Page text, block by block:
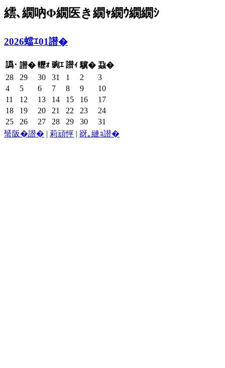
繧､繝吶Φ繝医き繝ｬ繝ｳ繝繝ｼ
2026蟷ｴ01譛�
譌･ 譛� 轣ｫ 豌ｴ 譛ｨ 驥� 蝨�
28
29 30 31 1 2
3
4
5 6 7 8 9
10
11
12 13 14 15 16
17
18
19 20 21 22 23
24
25
26 27 28 29 30
31
蜑阪�譛� | 莉頑怦 | 谺｡縺ｮ譛�